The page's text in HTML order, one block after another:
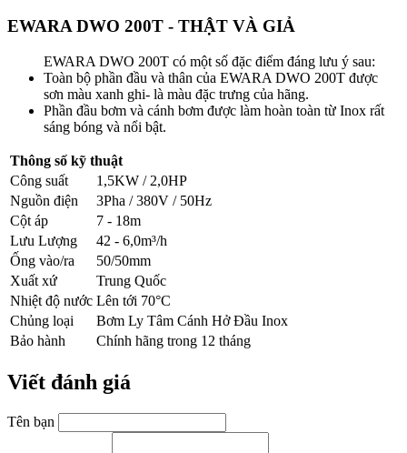
EWARA DWO 200T - THẬT VÀ GIẢ
EWARA DWO 200T có một số đặc điểm đáng lưu ý sau:
Toàn bộ phần đầu và thân của EWARA DWO 200T được
sơn màu xanh ghi- là màu đặc trưng của hãng.
Phần đầu bơm và cánh bơm được làm hoàn toàn từ Inox rất
sáng bóng và nổi bật.
Thông số kỹ thuật
Công suất
1,5KW / 2,0HP
Nguồn điện
3Pha / 380V / 50Hz
Cột áp
7 - 18m
Lưu Lượng
42 - 6,0m³/h
Ống vào/ra
50/50mm
Xuất xứ
Trung Quốc
Nhiệt độ nước Lên tới 70°C
Chủng loại
Bơm Ly Tâm Cánh Hở Đầu Inox
Bảo hành
Chính hãng trong 12 tháng
Viết đánh giá
Tên bạn